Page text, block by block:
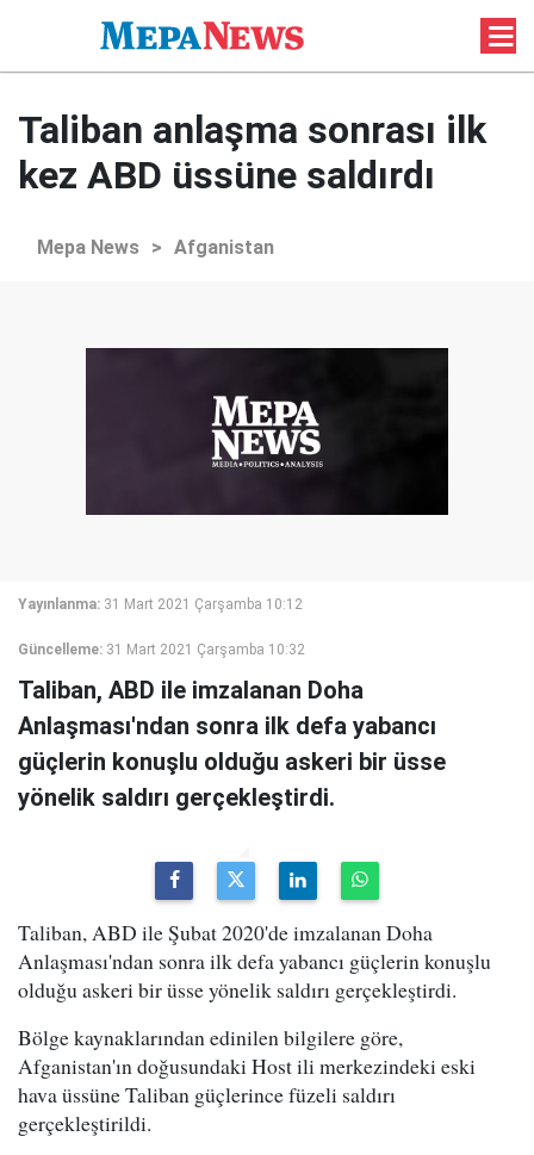
Taliban anlaşma sonrası ilk
kez ABD üssüne saldırdı
Mepa News > Afganistan
Yayınlanma: 31 Mart 2021 Çarşamba 10:12
Güncelleme: 31 Mart 2021 Çarşamba 10:32
Taliban, ABD ile imzalanan Doha
Anlaşması'ndan sonra ilk defa yabancı
güçlerin konuşlu olduğu askeri bir üsse
yönelik saldırı gerçekleştirdi.
Taliban, ABD ile Şubat 2020'de imzalanan Doha
Anlaşması'ndan sonra ilk defa yabancı güçlerin konuşlu
olduğu askeri bir üsse yönelik saldırı gerçekleştirdi.
Bölge kaynaklarından edinilen bilgilere göre,
Afganistan'ın doğusundaki Host ili merkezindeki eski
hava üssüne Taliban güçlerince füzeli saldırı
gerçekleştirildi.